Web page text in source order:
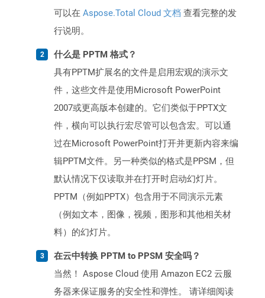
可以在 Aspose.Total Cloud 文档 查看完整的发
行说明。
什么是 PPTM 格式？
具有PPTM扩展名的文件是启用宏观的演示文
件，这些文件是使用Microsoft PowerPoint
2007或更高版本创建的。它们类似于PPTX文
件，横向可以执行宏尽管可以包含宏。可以通
过在Microsoft PowerPoint打开并更新内容来编
辑PPTM文件。另一种类似的格式是PPSM，但
默认情况下仅读取并在打开时启动幻灯片。
PPTM（例如PPTX）包含用于不同演示元素
（例如文本，图像，视频，图形和其他相关材
料）的幻灯片。
在云中转换 PPTM to PPSM 安全吗？
当然！ Aspose Cloud 使用 Amazon EC2 云服
务器来保证服务的安全性和弹性。 请详细阅读